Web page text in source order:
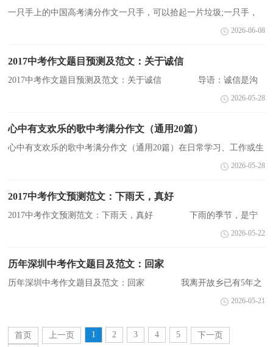
一只手上的中国高考满分作文一只手，可以拾起一片垃圾;一只手，
可以交上一份答卷;一只手，可以支撑起一个家庭。一只手，可能会
2026-06-08
2017中考作文题目预测及范文：关于诚信
2017中考作文题目预测及范文：关于诚信 导语：诚信是沟
通心灵的桥梁，善于欺骗的人，永远到不了桥的另一端。下面是小编
的...
2026-05-28
心中有支欢乐的歌中考满分作文（通用20篇）
心中有支欢乐的歌中考满分作文（通用20篇）在日常学习、工作或生
活中，大家都经常看到作文的身影吧，作文是从内部言语向外部言语
2026-05-28
2017中考作文预测范文：下雨天，真好
2017中考作文预测范文：下雨天，真好 下雨的季节，是宁
静的季节。下雨的季节，是快乐的季节。下雨的季节，是生命充满活
2026-05-22
历年深圳中考作文题目及范文：回家
历年深圳中考作文题目及范文：回家 我离开故乡已有5年之
久，但我却时常思念着它，因为它是我的根，是孕育我成长的地方，
2026-05-21
首页 上一页 1 2 3 4 5
下一页